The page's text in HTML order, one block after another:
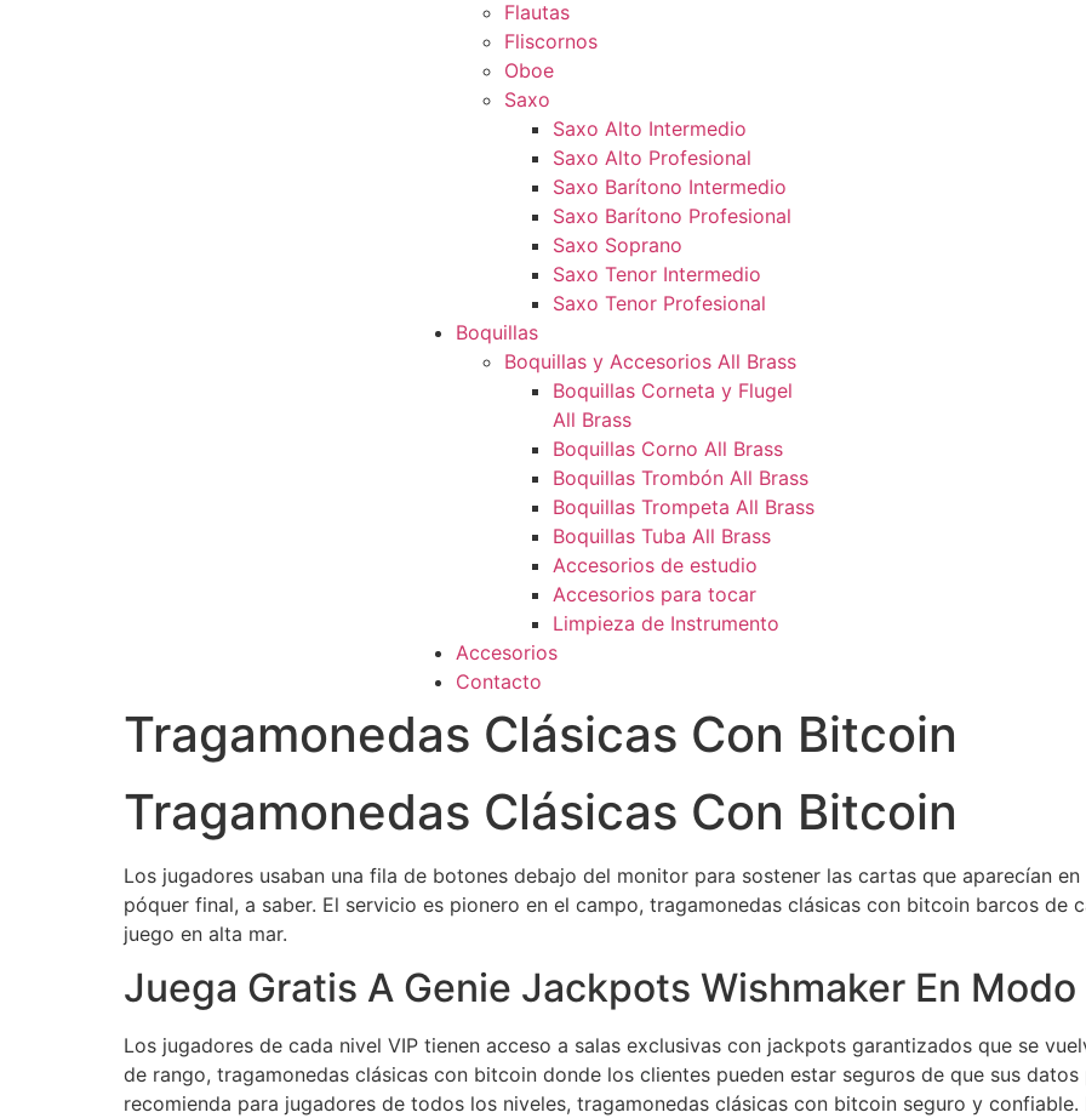
Flautas
Fliscornos
Oboe
Saxo
Saxo Alto Intermedio
Saxo Alto Profesional
Saxo Barítono Intermedio
Saxo Barítono Profesional
Saxo Soprano
Saxo Tenor Intermedio
Saxo Tenor Profesional
Boquillas
Boquillas y Accesorios All Brass
Boquillas Corneta y Flugel
All Brass
Boquillas Corno All Brass
Boquillas Trombón All Brass
Boquillas Trompeta All Brass
Boquillas Tuba All Brass
Accesorios de estudio
Accesorios para tocar
Limpieza de Instrumento
Accesorios
Contacto
Tragamonedas Clásicas Con Bitcoin
Tragamonedas Clásicas Con Bitcoin
Los jugadores usaban una fila de botones debajo del monitor para sostener las cartas que aparecían
póquer final, a saber. El servicio es pionero en el campo, tragamonedas clásicas con bitcoin barcos de
juego en alta mar.
Juega Gratis A Genie Jackpots Wishmaker En Modo
Los jugadores de cada nivel VIP tienen acceso a salas exclusivas con jackpots garantizados que se
de rango, tragamonedas clásicas con bitcoin donde los clientes pueden estar seguros de que sus
recomienda para jugadores de todos los niveles, tragamonedas clásicas con bitcoin seguro y